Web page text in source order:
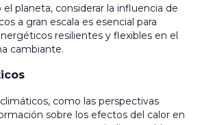
planeta, considerar la influencia de
a gran escala es esencial para
resilientes y flexibles en el
cambiante.
como las perspectivas
sobre los efectos del calor en